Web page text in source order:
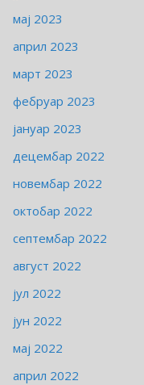
мај 2023
април 2023
март 2023
фебруар 2023
јануар 2023
децембар 2022
новембар 2022
октобар 2022
септембар 2022
август 2022
јул 2022
јун 2022
мај 2022
април 2022